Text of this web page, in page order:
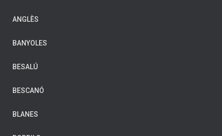
ANGLÈS
BANYOLES
BESALÚ
BESCANÓ
BLANES